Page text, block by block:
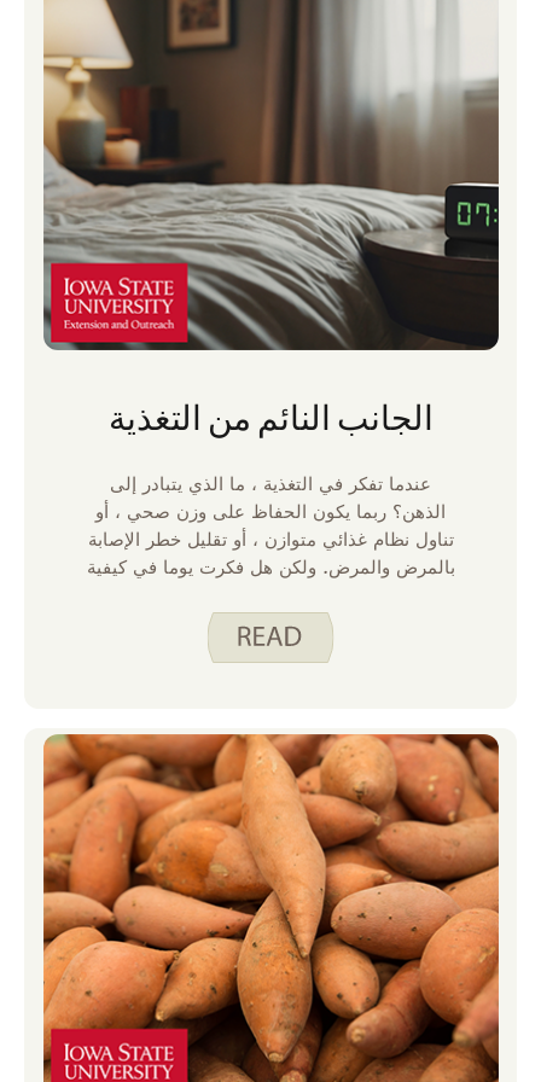
الجانب النائم من التغذية
عندما تفكر في التغذية ، ما الذي يتبادر إلى
الذهن؟ ربما يكون الحفاظ على وزن صحي ، أو
تناول نظام غذائي متوازن ، أو تقليل خطر الإصابة
بالمرض والمرض. ولكن هل فكرت يوما في كيفية